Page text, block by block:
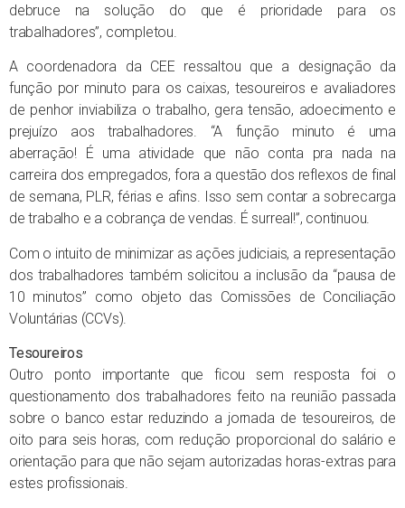
debruce na solução do que é prioridade para os
trabalhadores”, completou.
A coordenadora da CEE ressaltou que a designação da
função por minuto para os caixas, tesoureiros e avaliadores
de penhor inviabiliza o trabalho, gera tensão, adoecimento e
prejuízo aos trabalhadores. “A função minuto é uma
aberração! É uma atividade que não conta pra nada na
carreira dos empregados, fora a questão dos reflexos de final
de semana, PLR, férias e afins. Isso sem contar a sobrecarga
de trabalho e a cobrança de vendas. É surreal!”, continuou.
Com o intuito de minimizar as ações judiciais, a representação
dos trabalhadores também solicitou a inclusão da “pausa de
10 minutos” como objeto das Comissões de Conciliação
Voluntárias (CCVs).
Tesoureiros
Outro ponto importante que ficou sem resposta foi o
questionamento dos trabalhadores feito na reunião passada
sobre o banco estar reduzindo a jornada de tesoureiros, de
oito para seis horas, com redução proporcional do salário e
orientação para que não sejam autorizadas horas-extras para
estes profissionais.